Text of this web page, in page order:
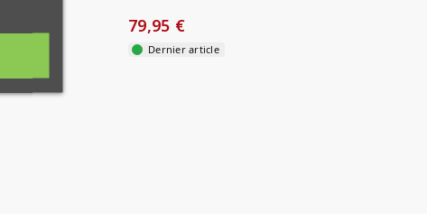
79,95 €
Dernier article